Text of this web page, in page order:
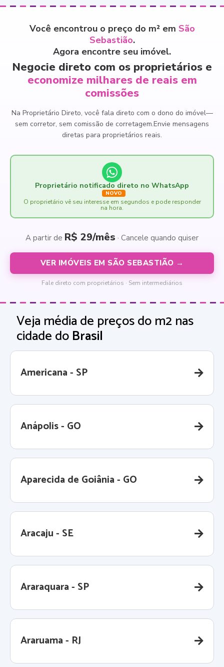
Você encontrou o preço do m² em São
Sebastião.
Agora encontre seu imóvel.
Negocie direto com os proprietários e
economize milhares de reais em
comissões
Na Proprietário Direto, você fala direto com o dono do imóvel—
sem corretor, sem comissão de corretagem.Envie mensagens
diretas para proprietários reais.
Proprietário notificado direto no WhatsApp
NOVO
O proprietário vê seu interesse em segundos e pode responder
na hora.
A partir de R$ 29/mês · Cancele quando quiser
VER IMÓVEIS EM SÃO SEBASTIÃO →
Fale direto com proprietários · Sem intermediários
Veja média de preços do m2 nas
cidade doBrasil
Americana - SP
Anápolis - GO
Aparecida de Goiânia - GO
Aracaju - SE
Araraquara - SP
Araruama - RJ